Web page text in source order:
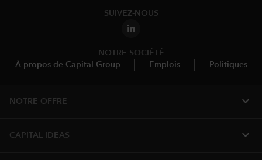
SUIVEZ-NOUS
NOTRE SOCIÉTÉ
À propos de Capital Group
Emplois Politiques
NOTRE OFFRE expand_more
CAPITAL IDEAS expand_more